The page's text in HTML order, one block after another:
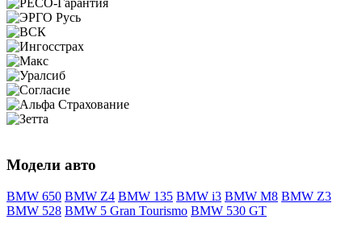
Модели авто
BMW 650 BMW Z4 BMW 135 BMW i3 BMW M8 BMW Z3
BMW 528 BMW 5 Gran Tourismo BMW 530 GT